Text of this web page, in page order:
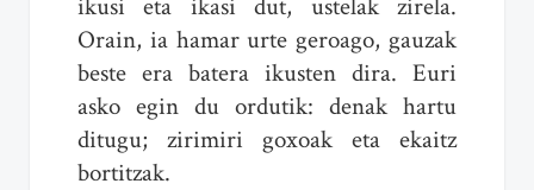
Orain, ia hamar urte geroago, gauzak
beste era batera ikusten dira. Euri
asko egin du ordutik: denak hartu
ditugu; zirimiri goxoak eta ekaitz
bortitzak.